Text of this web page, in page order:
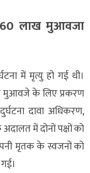
60 लाख मुआवजा
में मृत्यु हो गई थी।
ने मुआवजे के लिए प्रकरण
दावा अधिकरण,
अदालत में दोनों पक्षों को
मृतक के स्वजनों को